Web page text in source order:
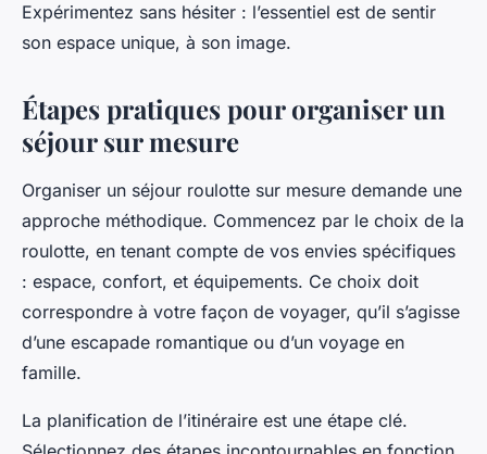
Expérimentez sans hésiter : l’essentiel est de sentir
son espace unique, à son image.
Étapes pratiques pour organiser un
séjour sur mesure
Organiser un séjour roulotte sur mesure demande une
approche méthodique. Commencez par le choix de la
roulotte, en tenant compte de vos envies spécifiques
: espace, confort, et équipements. Ce choix doit
correspondre à votre façon de voyager, qu’il s’agisse
d’une escapade romantique ou d’un voyage en
famille.
La planification de l’itinéraire est une étape clé.